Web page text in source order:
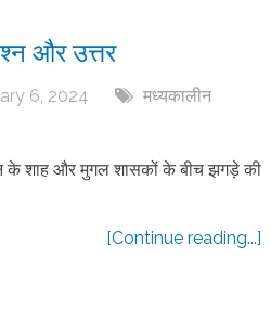
और उत्तर
6, 2024
मध्यकालीन
के शाह और मुगल शासकों के बीच झगड़े की
[Continue reading...]